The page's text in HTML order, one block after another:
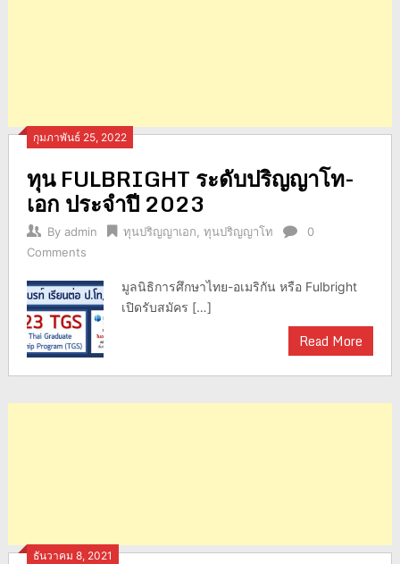
กุมภาพันธ์ 25, 2022
ทุน FULBRIGHT ระดับปริญญาโท-
เอก ประจำปี 2023
By admin ทุนปริญญาเอก, ทุนปริญญาโท
0
Comments
มูลนิธิการศึกษาไทย-อเมริกัน หรือ Fulbright
เปิดรับสมัคร […]
Read More
ธันวาคม 8, 2021